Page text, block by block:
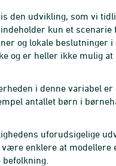
den udvikling, som vi
kun et scenarie
og lokale beslutninger i
og er heller ikke mulig at
i denne variabel er
antallet børn i
uforudsigelige
enklere at modellere